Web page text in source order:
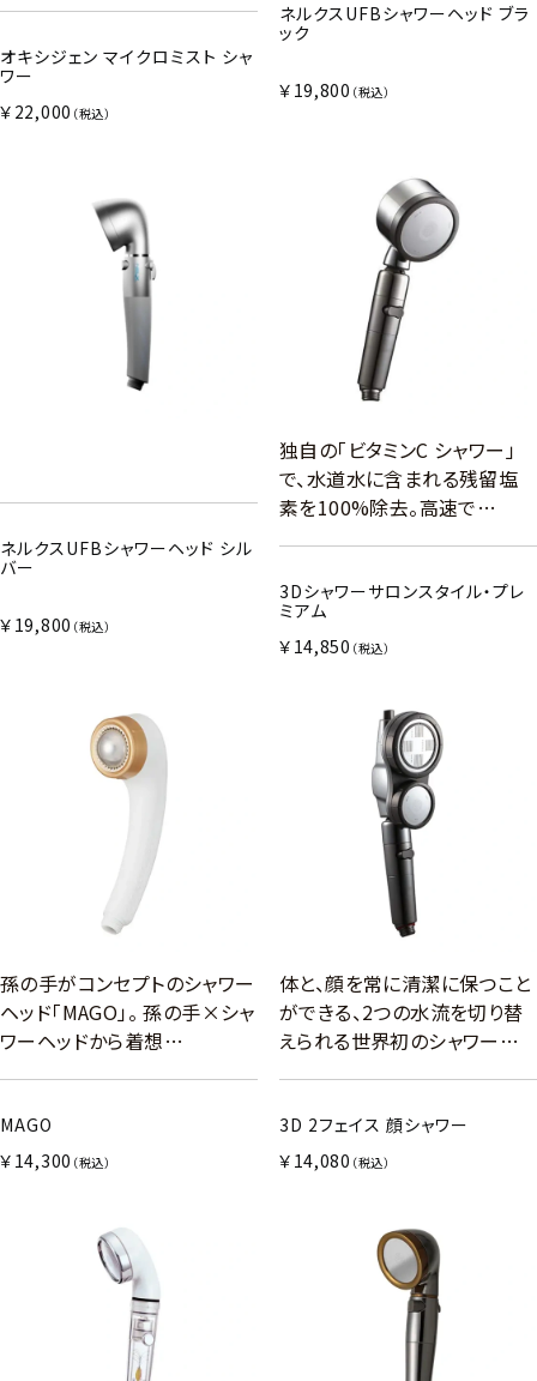
オキシジェン マイクロミスト シャ
ワー
￥22,000 （税込）
ネルクスUFBシャワーヘッド ブラ
ック
￥19,800 （税込）
ネルクスUFBシャワーヘッド シル
バー
￥19,800 （税込）
独自の「ビタミンC シャワー」
で、水道水に含まれる残留塩
素を100%除去。高速で…
3Dシャワーサロンスタイル・プレ
ミアム
￥14,850 （税込）
孫の手がコンセプトのシャワー
ヘッド「MAGO」。 孫の手×シャ
ワーヘッドから着想…
MAGO
￥14,300 （税込）
体と、顔を常に清潔に保つこと
ができる、2つの水流を切り替
えられる世界初のシャワー…
3D 2フェイス 顔シャワー
￥14,080 （税込）